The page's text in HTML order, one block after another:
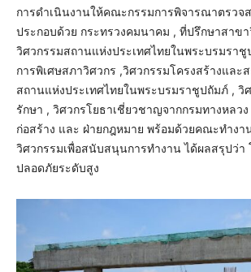
การดำเนินงานให้คณะกรรมการพิจารณาตรวจ
ประกอบด้วย กระทรวงคมนาคม , ที่ปรึกษาสาข
วิศวกรรมสถานแห่งประเทศไทยในพระบรมรา
การพิเศษสภาวิศวกร ,วิศวกรรมโครงสร้างและ
สถานแห่งประเทศไทยในพระบรมราชูปถัมภ์ , วิ
รักษา , วิศวกรโยธาเชี่ยวชาญจากกรมทางหลว
ก่อสร้าง และ ฝ่ายกฎหมาย พร้อมด้วยคณะทำงา
วิศวกรรมเพื่อสนับสนุนการทำงาน ได้ผลสรุปว่า
ปลอดภัยระดับสูง